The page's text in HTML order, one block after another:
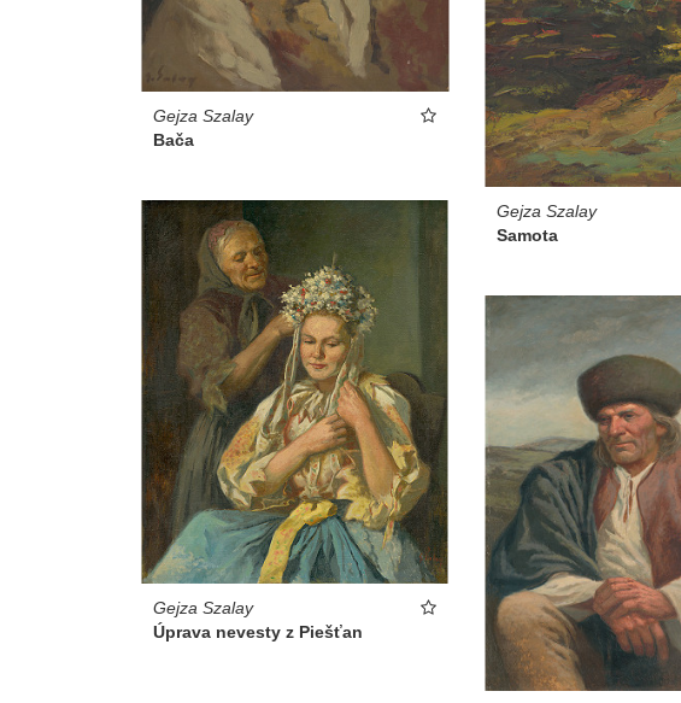
Gejza Szalay
Bača
Gejza Szalay
Samota
Gejza Szalay
Úprava nevesty z Piešťan